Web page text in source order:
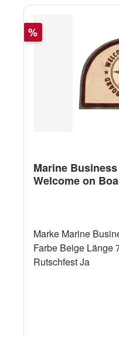
Rabatt
%
Marine
Welcome on
Marke Marine Business
Farbe Beige Länge 70 cm Breite 50 cm
Rutschfest Ja